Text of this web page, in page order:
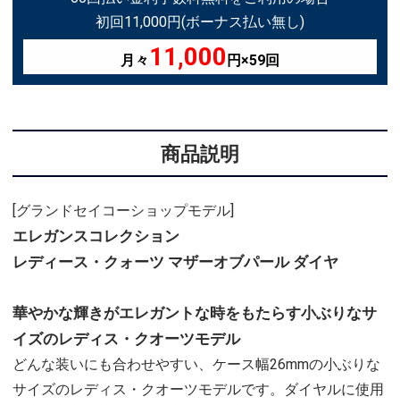
初回11,000円(ボーナス払い無し)
月々 11,000 円×59回
商品説明
[グランドセイコーショップモデル]
エレガンスコレクション
レディース・クォーツ マザーオブパール ダイヤ
華やかな輝きがエレガントな時をもたらす小ぶりなサ
イズのレディス・クオーツモデル
どんな装いにも合わせやすい、ケース幅26mmの小ぶりな
サイズのレディス・クオーツモデルです。ダイヤルに使用